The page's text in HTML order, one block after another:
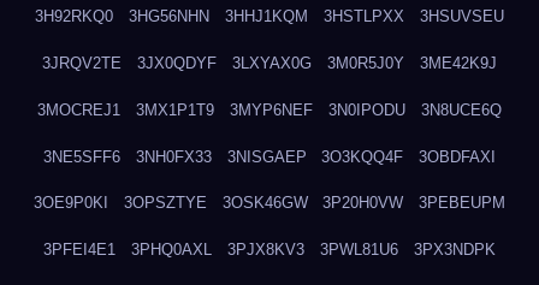
3H92RKQ0 3HG56NHN 3HHJ1KQM 3HSTLPXX 3HSUVSEU
3JRQV2TE 3JX0QDYF 3LXYAX0G 3M0R5J0Y 3ME42K9J
3MOCREJ1 3MX1P1T9 3MYP6NEF 3N0IPODU 3N8UCE6Q
3NE5SFF6 3NH0FX33 3NISGAEP 3O3KQQ4F 3OBDFAXI
3OE9P0KI 3OPSZTYE 3OSK46GW 3P20H0VW 3PEBEUPM
3PFEI4E1 3PHQ0AXL 3PJX8KV3 3PWL81U6 3PX3NDPK